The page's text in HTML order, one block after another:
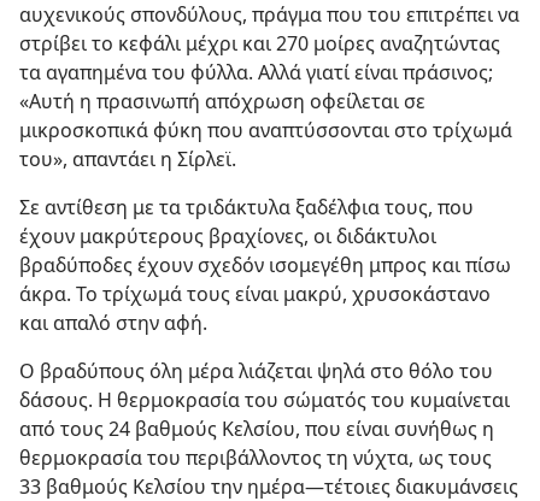
αυχενικούς σπονδύλους, πράγμα που του επιτρέπει να
στρίβει το κεφάλι μέχρι και 270 μοίρες αναζητώντας
τα αγαπημένα του φύλλα. Αλλά γιατί είναι πράσινος;
«Αυτή η πρασινωπή απόχρωση οφείλεται σε
μικροσκοπικά φύκη που αναπτύσσονται στο τρίχωμά
του», απαντάει η Σίρλεϊ.
Σε αντίθεση με τα τριδάκτυλα ξαδέλφια τους, που
έχουν μακρύτερους βραχίονες, οι διδάκτυλοι
βραδύποδες έχουν σχεδόν ισομεγέθη μπρος και πίσω
άκρα. Το τρίχωμά τους είναι μακρύ, χρυσοκάστανο
και απαλό στην αφή.
Ο βραδύπους όλη μέρα λιάζεται ψηλά στο θόλο του
δάσους. Η θερμοκρασία του σώματός του κυμαίνεται
από τους 24 βαθμούς Κελσίου, που είναι συνήθως η
θερμοκρασία του περιβάλλοντος τη νύχτα, ως τους
33 βαθμούς Κελσίου την ημέρα​—τέτοιες διακυμάνσεις